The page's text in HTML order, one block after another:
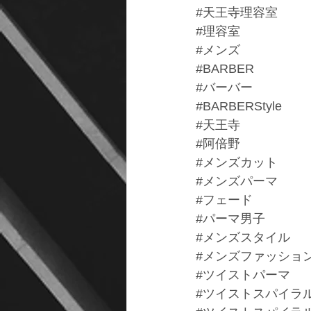
#天王寺理容室
#理容室
#メンズ
#BARBER
#バーバー
#BARBERStyle
#天王寺
#阿倍野
#メンズカット
#メンズパーマ
#フェード
#パーマ男子
#メンズスタイル
#メンズファッショ
#ツイストパーマ
#ツイストスパイラ